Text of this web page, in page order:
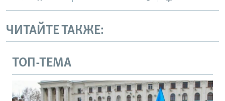
ЧИТАЙТЕ ТАКЖЕ:
ТОП-ТЕМА